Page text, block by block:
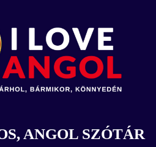
ANGOL SZÓTÁR